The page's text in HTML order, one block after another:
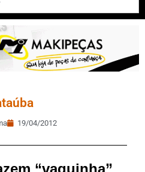
19/04/2012
“vaquinha”